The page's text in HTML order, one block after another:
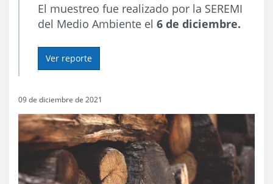
El muestreo fue realizado por la SEREMI
del Medio Ambiente el 6 de diciembre.
Ver reporte
09 de diciembre de 2021